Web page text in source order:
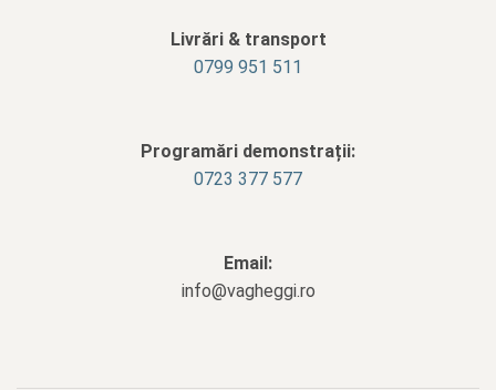
Livrări & transport
‭0799 951 511‬
Programări demonstrații:
0723 377 577
Email:
info@vagheggi.ro